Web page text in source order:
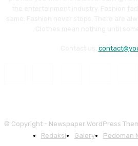
© Copyright - Newspaper WordPress
Redaksi
Galery Pedoman